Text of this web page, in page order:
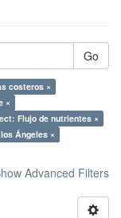
Go
costeros ×
×
Flujo de nutrientes ×
Ángeles ×
Advanced Filters